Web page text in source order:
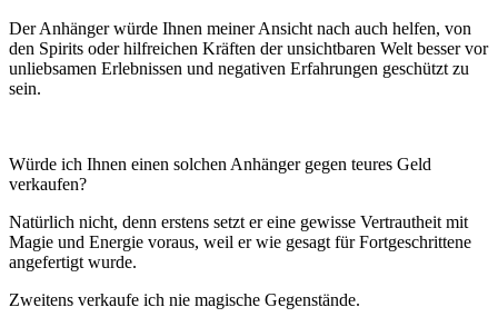
Der Anhänger würde Ihnen meiner Ansicht nach auch helfen, von
den Spirits oder hilfreichen Kräften der unsichtbaren Welt besser vor
unliebsamen Erlebnissen und negativen Erfahrungen geschützt zu
sein.
Würde ich Ihnen einen solchen Anhänger gegen teures Geld
verkaufen?
Natürlich nicht, denn erstens setzt er eine gewisse Vertrautheit mit
Magie und Energie voraus, weil er wie gesagt für Fortgeschrittene
angefertigt wurde.
Zweitens verkaufe ich nie magische Gegenstände.